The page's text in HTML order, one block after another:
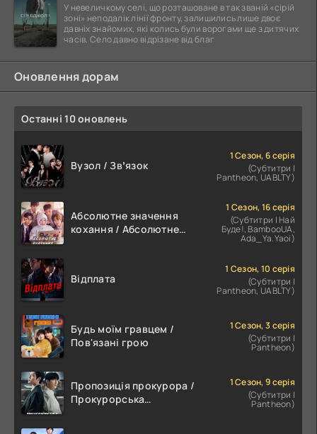
У невеличкому селі, що розташоване в так званій «сірій
зоні» неподалік лінії фронту, залишились лише двоє
давніх знайомих, які колись були ворогами ще з дитячих
часів. Село давно відрізане від благ
Оновлення дорам
Останні 10 оновлень
Вузол / Звʼязок
1 Сезон, 6 серія
(Субтитри |
Pantheon, UABLTY)
Абсолютне значення
кохання / Абсолютне
1 Сезон, 16 серія
(Субтитри | Най
Буде!, BambooUA,
Ada_Ya.Yaoi)
Відплата
1 Сезон, 10 серія
(Субтитри |
Pantheon, UABLTY)
Будь моїм гравцем /
Пов'язані грою
1 Сезон, 3 серія
(Субтитри |
Pantheon)
Пропозиція прокурора /
Прокурорська
1 Сезон, 9 серія
(Субтитри |
Pantheon)